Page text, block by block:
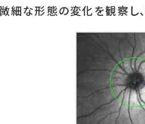
細な形態の変化を観察し